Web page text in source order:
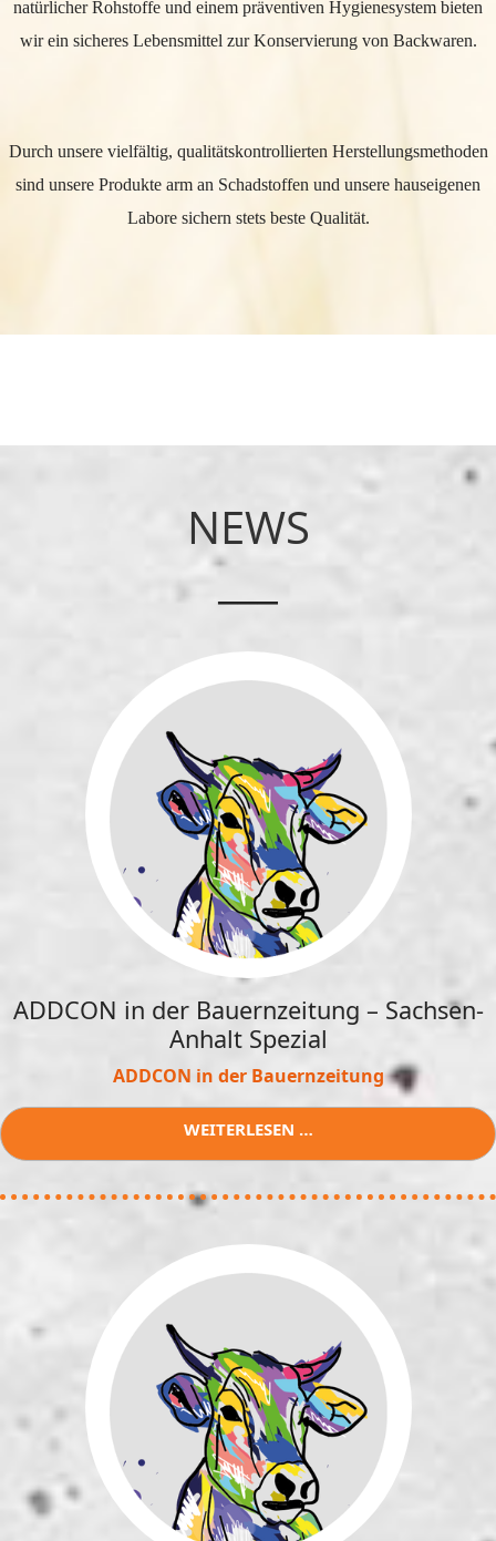
natürlicher Rohstoffe und einem präventiven Hygienesystem bieten
wir ein sicheres Lebensmittel zur Konservierung von Backwaren.
Durch unsere vielfältig, qualitätskontrollierten Herstellungsmethoden
sind unsere Produkte arm an Schadstoffen und unsere hauseigenen
Labore sichern stets beste Qualität.
NEWS
___
ADDCON in der Bauernzeitung – Sachsen-
Anhalt Spezial
ADDCON in der Bauernzeitung
WEITERLESEN …